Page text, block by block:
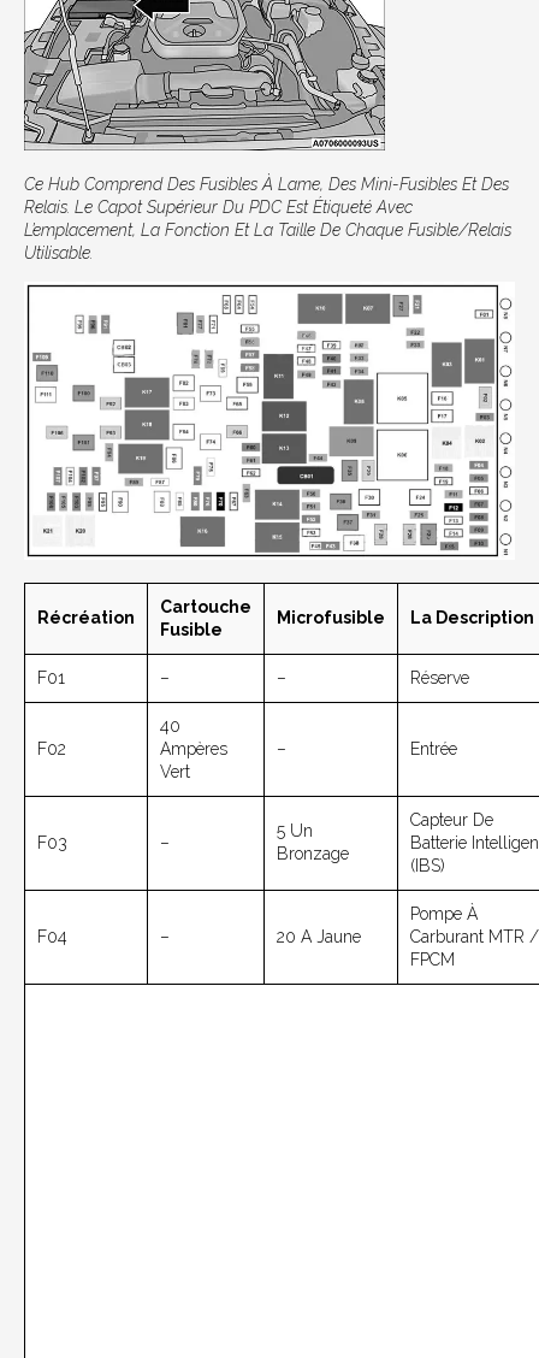
Ce Hub Comprend Des Fusibles À Lame, Des Mini-Fusibles Et Des
Relais. Le Capot Supérieur Du PDC Est Étiqueté Avec
L’emplacement, La Fonction Et La Taille De Chaque Fusible/relais
Utilisable.
Récréation
Cartouche
Fusible
Microfusible La Description
F01 – – Réserve
F02
40
Ampères
Vert
– Entrée
F03 –
5 Un
Bronzage
Capteur De
Batterie
(IBS)
F04 – 20 A Jaune
Pompe À
Carburant MTR /
FPCM